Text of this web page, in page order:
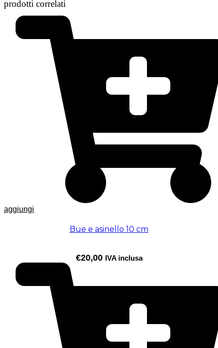
prodotti correlati
aggiungi
Bue e asinello 10 cm
€20,00 IVA inclusa